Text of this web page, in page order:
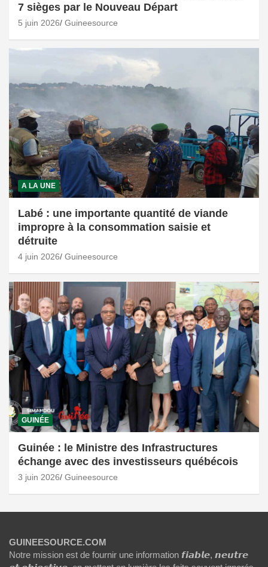
7 sièges par le Nouveau Départ
5 juin 2026 Guineesource
A LA UNE
Labé : une importante quantité de viande
impropre à la consommation saisie et
détruite
4 juin 2026 Guineesource
GUINÉE
Guinée : le Ministre des Infrastructures
échange avec des investisseurs québécois
3 juin 2026 Guineesource
GUINEESOURCE.COM
Notre mission est de fournir une information 𝙛𝙞𝙖𝙗𝙡𝙚, 𝙣𝙚𝙪𝙩𝙧𝙚